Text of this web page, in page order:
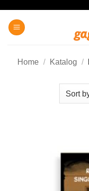
content
Home / Katalog /